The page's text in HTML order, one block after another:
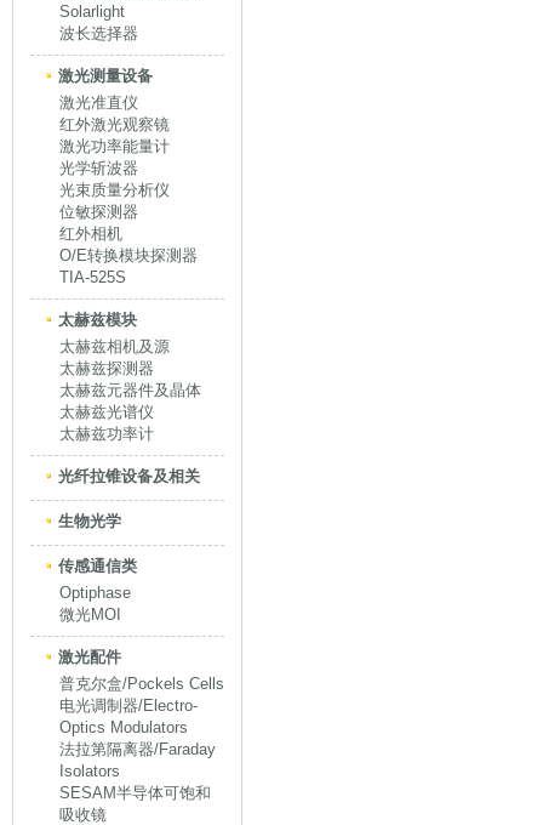
Solarlight
波长选择器
激光测量设备
激光准直仪
红外激光观察镜
激光功率能量计
光学斩波器
光束质量分析仪
位敏探测器
红外相机
O/E转换模块探测器
TIA-525S
太赫兹模块
太赫兹相机及源
太赫兹探测器
太赫兹元器件及晶体
太赫兹光谱仪
太赫兹功率计
光纤拉锥设备及相关
生物光学
传感通信类
Optiphase
微光MOI
激光配件
普克尔盒/Pockels Cells
电光调制器/Electro-
Optics Modulators
法拉第隔离器/Faraday
Isolators
SESAM半导体可饱和
吸收镜